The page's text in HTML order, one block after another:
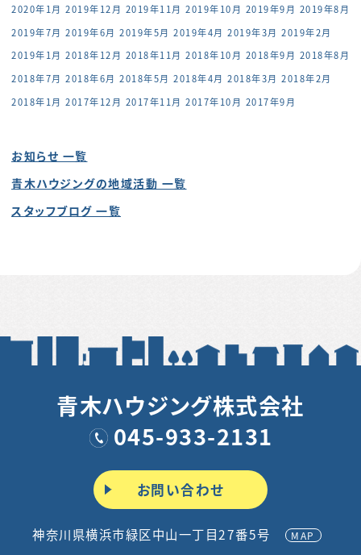
2020年1月 2019年12月 2019年11月 2019年10月 2019年9月 2019年8月
2019年7月 2019年6月 2019年5月 2019年4月 2019年3月 2019年2月
2019年1月 2018年12月 2018年11月 2018年10月 2018年9月 2018年8月
2018年7月 2018年6月 2018年5月 2018年4月 2018年3月 2018年2月
2018年1月 2017年12月 2017年11月 2017年10月 2017年9月
お知らせ 一覧
青木ハウジングの地域活動 一覧
スタッフブログ 一覧
青木ハウジング株式会社
045-933-2131
お問い合わせ
神奈川県横浜市緑区中山一丁目27番5号 MAP